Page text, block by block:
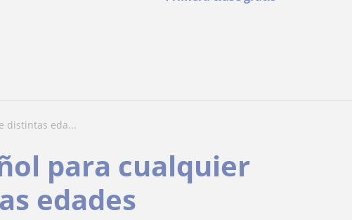
distintas eda...
para cualquier
edades